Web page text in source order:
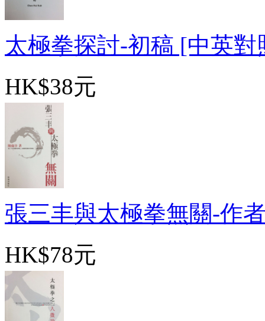
太極拳探討-初稿 [中英對
HK$38元
張三丰與太極拳無關-作
HK$78元